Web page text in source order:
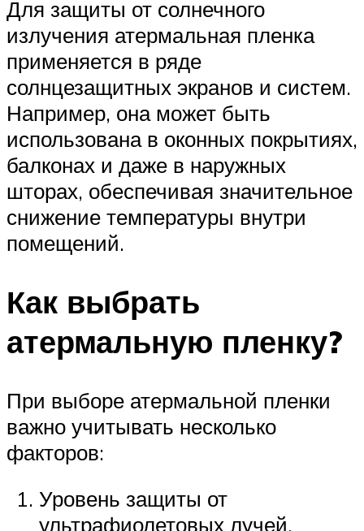
Для защиты от солнечного
излучения атермальная пленка
применяется в ряде
солнцезащитных экранов и систем.
Например, она может быть
использована в оконных покрытиях,
балконах и даже в наружных
шторах, обеспечивая значительное
снижение температуры внутри
помещений.
Как выбрать
атермальную пленку?
При выборе атермальной пленки
важно учитывать несколько
факторов:
Уровень защиты от
ультрафиолетовых лучей.